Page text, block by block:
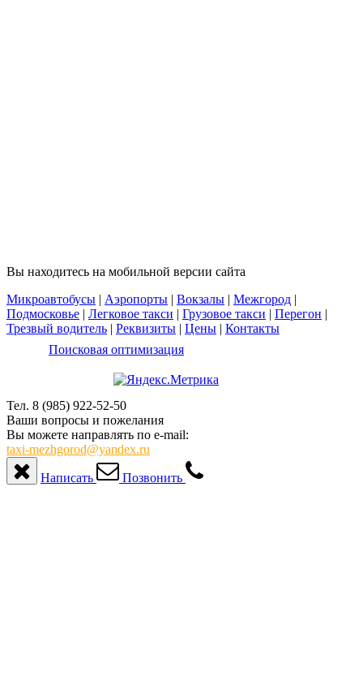
Вы находитесь на мобильной версии сайта
Микроавтобусы | Аэропорты | Вокзалы | Межгород |
Подмосковье | Легковое такси | Грузовое такси | Перегон |
Трезвый водитель | Реквизиты | Цены | Контакты
Поисковая оптимизация
Тел. 8 (985) 922-52-50
Ваши вопросы и пожелания
Вы можете направлять по e-mail:
taxi-mezhgorod@yandex.ru
Написать Позвонить